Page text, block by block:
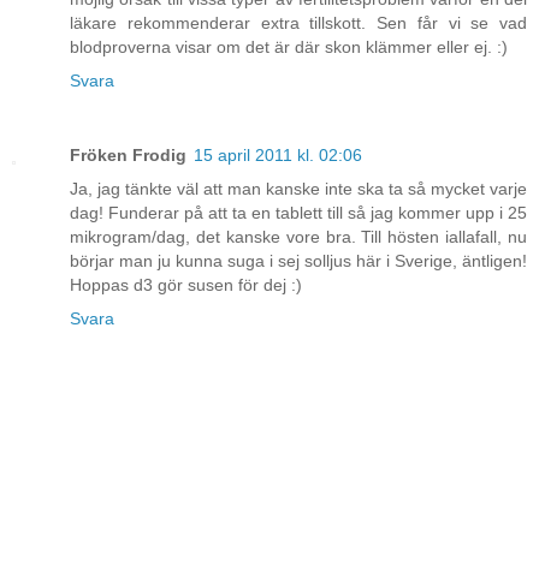
läkare rekommenderar extra tillskott. Sen får vi se vad
blodproverna visar om det är där skon klämmer eller ej. :)
Svara
Fröken Frodig 15 april 2011 kl. 02:06
Ja, jag tänkte väl att man kanske inte ska ta så mycket varje
dag! Funderar på att ta en tablett till så jag kommer upp i 25
mikrogram/dag, det kanske vore bra. Till hösten iallafall, nu
börjar man ju kunna suga i sej solljus här i Sverige, äntligen!
Hoppas d3 gör susen för dej :)
Svara